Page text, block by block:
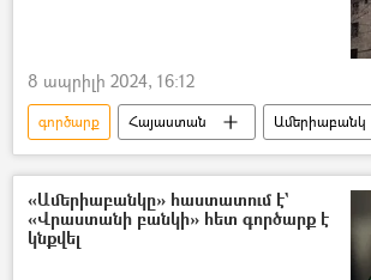
8 ապրիլի 2024, 16:12
գործարք Հայաստան
Ամերիաբանկ
Բանկ
«Ամերիաբանկը» հաստատում է`
«Վրաստանի բանկի» հետ գործարք է
կնքվել